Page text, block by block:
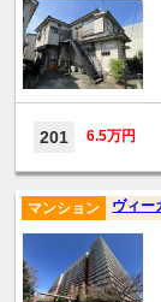
201 6.5万円
ヴィー
マンション